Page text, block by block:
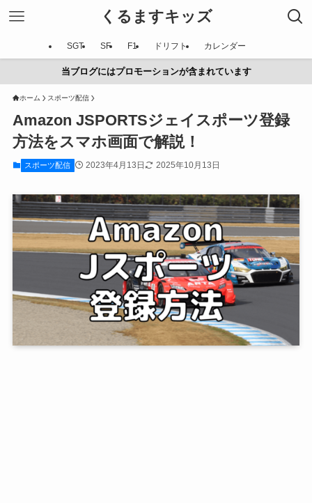
くるますキッズ
SGT SF F1 ドリフト カレンダー
当ブログにはプロモーションが含まれています
ホーム スポーツ配信
Amazon JSPORTSジェイスポーツ登録
方法をスマホ画面で解説！
スポーツ配信 2023年4月13日 2025年10月13日